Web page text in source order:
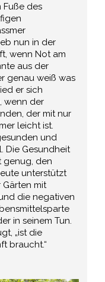
Fuße des
nun in der
wenn Not am
aus der
genau weiß was
er sich
wenn der
der mit nur
leicht ist.
und
Die Gesundheit
genug, den
unterstützt
Gärten mit
die negativen
in seinem Tun.
„ist die
braucht.“